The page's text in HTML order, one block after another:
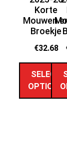
Korte
Mouwen
Broekje
€32.68
SELECT
OPTIONS